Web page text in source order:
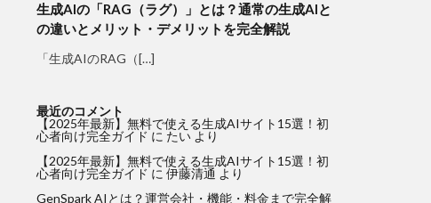
生成AIの「RAG（ラグ）」とは？通常の生成AIと
の違いとメリット・デメリットを完全解説
「生成AIのRAG（[…]
最近のコメント
【2025年最新】無料で使える生成AIサイト15選！初
心者向け完全ガイド に たい より
【2025年最新】無料で使える生成AIサイト15選！初
心者向け完全ガイド に 伊藤清通 より
GenSpark AIとは？運営会社・機能・料金まで完全解